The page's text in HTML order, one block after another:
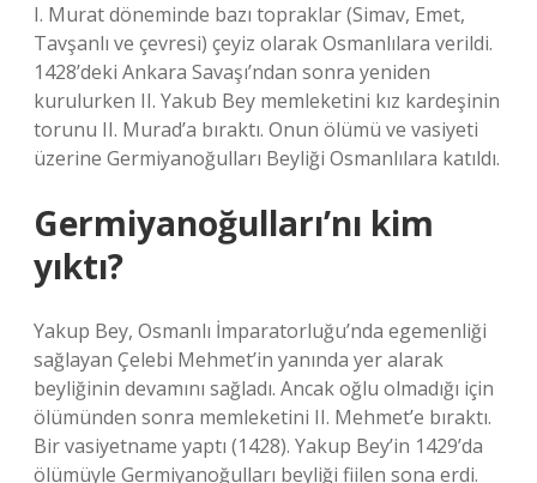
I. Murat döneminde bazı topraklar (Simav, Emet,
Tavşanlı ve çevresi) çeyiz olarak Osmanlılara verildi.
1428’deki Ankara Savaşı’ndan sonra yeniden
kurulurken II. Yakub Bey memleketini kız kardeşinin
torunu II. Murad’a bıraktı. Onun ölümü ve vasiyeti
üzerine Germiyanoğulları Beyliği Osmanlılara katıldı.
Germiyanoğulları’nı kim
yıktı?
Yakup Bey, Osmanlı İmparatorluğu’nda egemenliği
sağlayan Çelebi Mehmet’in yanında yer alarak
beyliğinin devamını sağladı. Ancak oğlu olmadığı için
ölümünden sonra memleketini II. Mehmet’e bıraktı.
Bir vasiyetname yaptı (1428). Yakup Bey’in 1429’da
ölümüyle Germiyanoğulları beyliği fiilen sona erdi.